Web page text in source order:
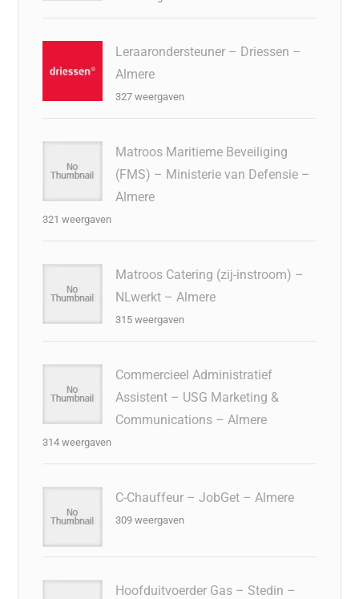
Leraarondersteuner – Driessen –
Almere
327 weergaven
Matroos Maritieme Beveiliging
(FMS) – Ministerie van Defensie –
Almere
321 weergaven
Matroos Catering (zij-instroom) –
NLwerkt – Almere
315 weergaven
Commercieel Administratief
Assistent – USG Marketing &
Communications – Almere
314 weergaven
C-Chauffeur – JobGet – Almere
309 weergaven
Hoofduitvoerder Gas – Stedin –